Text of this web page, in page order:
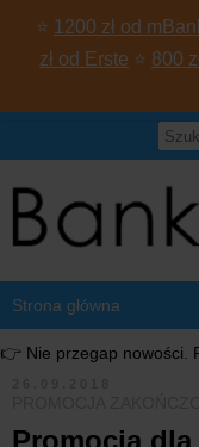
⭐ 1200 zł od
zł od Erste ⭐ 800
👉 Nie przegap nowości.
Promocja